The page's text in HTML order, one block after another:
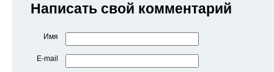
Написать свой комментарий
Имя
E-mail